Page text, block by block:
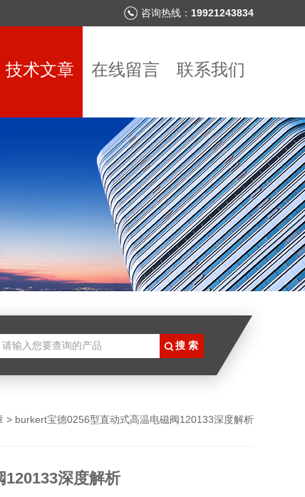
咨询热线： 19921243834
技术文章 在线留言 联系我们
> burkert宝德0256型直动式高温电磁阀120133深度解析
深度解析